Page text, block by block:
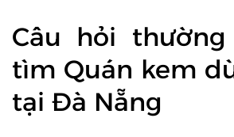
Câu hỏi
tìm Quán kem
tại Đà Nẵng